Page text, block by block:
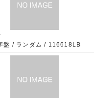
盤 / ランダム / 116618LB